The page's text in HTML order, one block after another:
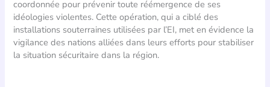
coordonnée pour prévenir toute réémergence de ses
idéologies violentes. Cette opération, qui a ciblé des
installations souterraines utilisées par l’EI, met en évidence la
vigilance des nations alliées dans leurs efforts pour stabiliser
la situation sécuritaire dans la région.